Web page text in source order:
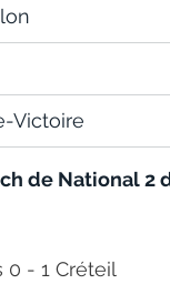
Victoire
de National 2
0 - 1 Créteil